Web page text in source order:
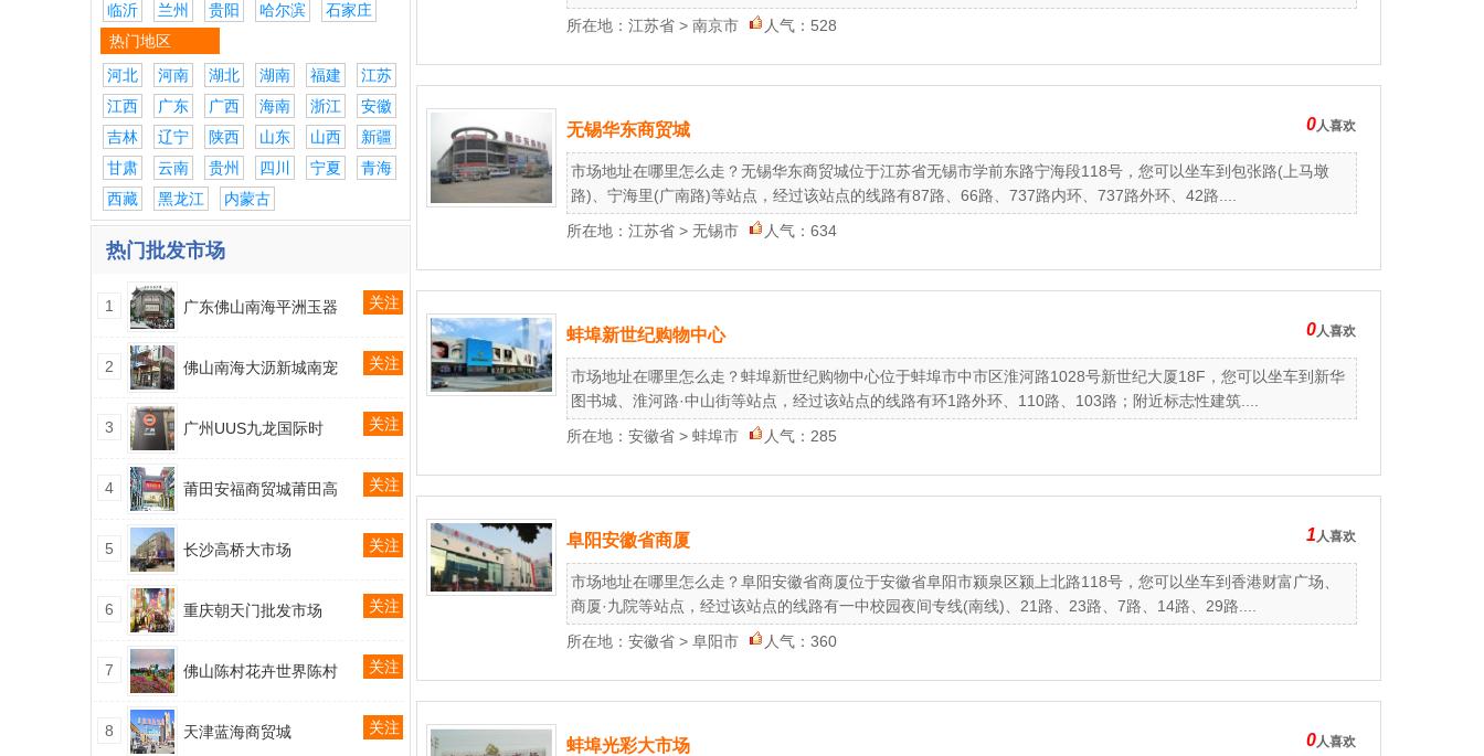
临沂
兰州 贵阳 哈尔滨
石家庄
热门地区
河北
河南 湖北 湖南 福建
江苏
江西
广东 广西 海南 浙江
安徽
吉林
辽宁 陕西 山东 山西
新疆
甘肃
云南 贵州 四川 宁夏
青海
西藏
黑龙江 内蒙古
热门批发市场
1 广东佛山南海平洲玉器 关注
2 佛山南海大沥新城南宠 关注
3 广州UUS九龙国际时 关注
4 莆田安福商贸城莆田高 关注
5 长沙高桥大市场 关注
6 重庆朝天门批发市场 关注
7 佛山陈村花卉世界陈村 关注
8 天津蓝海商贸城 关注
所在地： 江苏省 > 南京市 人气：528
无锡华东商贸城 0人喜欢
市场地址在哪里怎么走？无锡华东商贸城位于江苏省无锡市学前东路宁海段118号，您可以坐车到包张路(上马墩
路)、宁海里(广南路)等站点，经过该站点的线路有87路、66路、737路内环、737路外环、42路....
所在地： 江苏省 > 无锡市 人气：634
蚌埠新世纪购物中心 0人喜欢
市场地址在哪里怎么走？蚌埠新世纪购物中心位于蚌埠市中市区淮河路1028号新世纪大厦18F，您可以坐车到新华
图书城、淮河路·中山街等站点，经过该站点的线路有环1路外环、110路、103路；附近标志性建筑....
所在地： 安徽省 > 蚌埠市 人气：285
阜阳安徽省商厦 1人喜欢
市场地址在哪里怎么走？阜阳安徽省商厦位于安徽省阜阳市颍泉区颍上北路118号，您可以坐车到香港财富广场、
商厦·九院等站点，经过该站点的线路有一中校园夜间专线(南线)、21路、23路、7路、14路、29路....
所在地： 安徽省 > 阜阳市 人气：360
蚌埠光彩大市场 0人喜欢